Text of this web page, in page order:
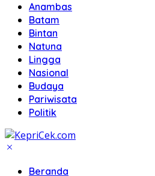
Anambas
Batam
Bintan
Natuna
Lingga
Nasional
Budaya
Pariwisata
Politik
Beranda